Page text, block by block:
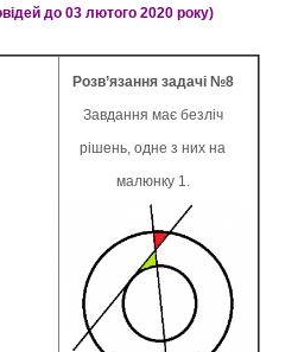
до 03 лютого 2020 року)
Розв’язання задачі №8
Завдання має безліч
рішень, одне з них на
малюнку 1.